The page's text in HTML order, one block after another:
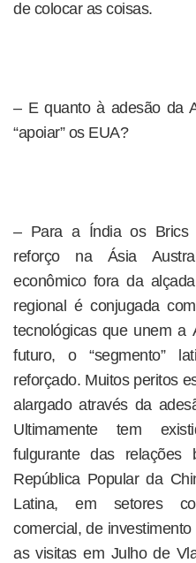
de colocar as coisas.
– E quanto à adesão da
“apoiar” os EUA?
– Para a Índia os Brics
reforço na Ásia
econômico fora da
regional é conjugada
tecnológicas que unem
futuro, o “segmento”
reforçado. Muitos peritos
alargado através da
Ultimamente tem
fulgurante das
República Popular da
Latina, em setores
comercial, de
as visitas em Julho de